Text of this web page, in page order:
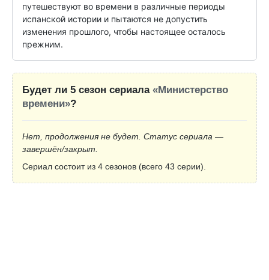
путешествуют во времени в различные периоды
испанской истории и пытаются не допустить
изменения прошлого, чтобы настоящее осталось
прежним.
Будет ли 5 сезон сериала «Министерство
времени»?
Нет, продолжения не будет. Статус сериала —
завершён/закрыт.
Сериал состоит из 4 сезонов (всего 43 серии).